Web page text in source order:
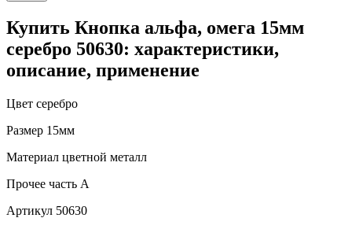
Купить Кнопка альфа, омега 15мм
серебро 50630: характеристики,
описание, применение
Цвет серебро
Размер 15мм
Материал цветной металл
Прочее часть A
Артикул 50630